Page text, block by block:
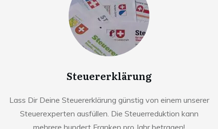
Steuererklärung
Lass Dir Deine Steuererklärung günstig von einem unserer
Steuerexperten ausfüllen. Die Steuerreduktion kann
mehrere hundert Franken pro Jahr betragen!